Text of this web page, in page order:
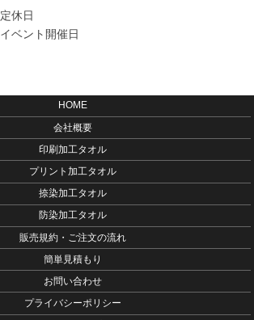
定休日
イベント開催日
HOME
会社概要
印刷加工タオル
プリント加工タオル
捺染加工タオル
防染加工タオル
販売規約・ご注文の流れ
簡単見積もり
お問い合わせ
プライバシーポリシー